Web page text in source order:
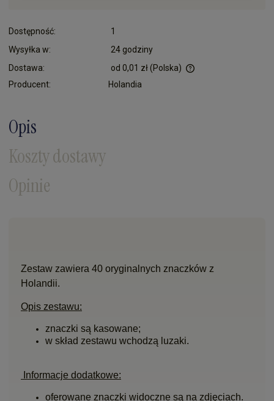
Dostępność:
1
Wysyłka w:
24 godziny
Dostawa:
od 0,01 zł(Polska)
Producent: Holandia
Opis
Koszty dostawy
Opinie
Zestaw zawiera 40 oryginalnych znaczków z
Holandii.
Opis zestawu:
znaczki są kasowane;
w skład zestawu wchodzą luzaki.
Informacje dodatkowe:
oferowane znaczki widoczne są na zdjęciach.